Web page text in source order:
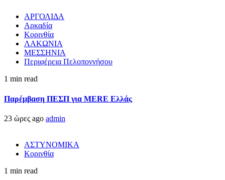
ΑΡΓΟΛΙΔΑ
Αρκαδία
Κορινθία
ΛΑΚΩΝΙΑ
ΜΕΣΣΗΝΙΑ
Περιφέρεια Πελοποννήσου
1 min read
Παρέμβαση ΠΕΣΠ για MERE Ελλάς
23 ώρες ago admin
ΑΣΤΥΝΟΜΙΚΑ
Κορινθία
1 min read